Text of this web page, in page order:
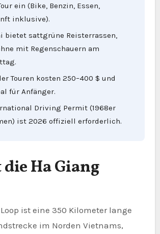
ein (Bike, Benzin, Essen,
inklusive).
bietet sattgrüne Reisterrassen,
mit Regenschauern am
Touren kosten 250–400 $ und
für Anfänger.
Driving Permit (1968er
ist 2026 offiziell erforderlich.
Ha Giang
ist eine 350 Kilometer lange
im Norden Vietnams,